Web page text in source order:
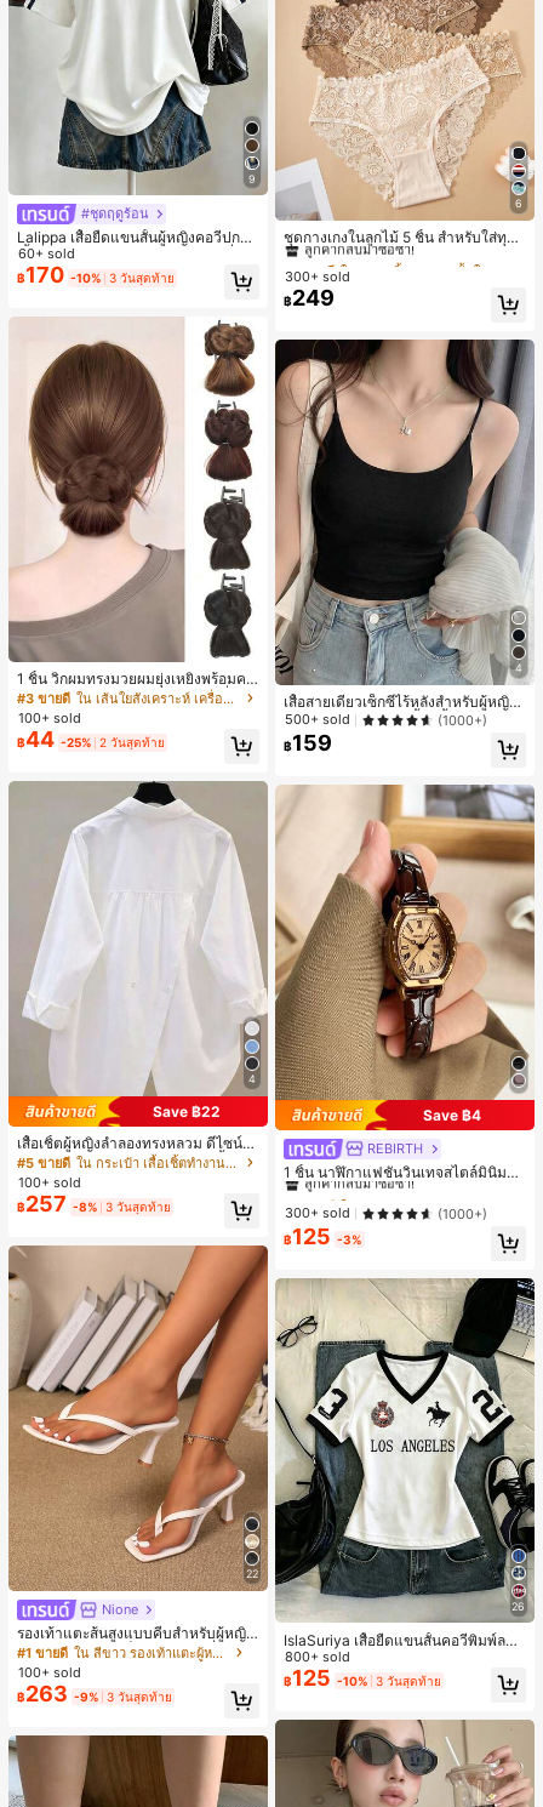
9
#ชุดฤดูร้อน
Lalippa เสื้อยืดแขนสั้นผู้หญิงคอวีปกคอ
เสื้อไหล่ตก สายถัก งานคราฟต์แฟชั่นมิ
นิมอล ของขวัญสำหรับเพื่อน
60+ sold
฿170 -10% 3 วันสุดท้าย
1 ชิ้น วิกผมทรงมวยผมยุ่งเหยิงพร้อมคลิ
ปหนีบผม, คลิปหนีบผมสังเคราะห์ที่ได้รั
บการอัปเกรดแฟชั่น, วิกผมเส้นใยทนคว
ามร้อนสูงที่ออกแบบมาสำหรับผู้หญิง, ใ
ช้งานง่ายโดยไม่ต้องใช้เครื่องมือ, เหมา
สมบูรณ์แบบสำหรับผู้หญิง คลิปหนีบผม
คลิปหนีบผมสบายๆ แฟชั่นผม คลิปหนีบ
ผมหรูหรา ฤดูร้อน ชายหาด วันหยุด
#3 ขายดี
ใน เส้นใยสังเคราะห์ เครื่องประดับผมผู้หญิง
100+ sold
฿44 -25% 2 วันสุดท้าย
4
Save ฿22
เสื้อเชิ้ตผู้หญิงลำลองทรงหลวม ดีไซน์ผ่
าหลัง คอปกพับ แขนยาว ผ้าทอสีพื้น กร
ะเป๋าผ่าหน้าติดกระดุม สไตล์เรียบหรูสำ
หรับใส่ไปทำงานและใส่ประจำวัน ฤดูใ
บไม้ผลิ/ใบไม้ร่วง สีขาว ลุคสมาร์ทแคช
#5 ขายดี
ใน กระเป๋า เสื้อเชิ้ตทำงานมีกระเป๋า
100+ sold
฿257 -8% 3 วันสุดท้าย
22
Nione
รองเท้าแตะส้นสูงแบบคีบสำหรับผู้หญิง
สไตล์คลาสสิก สีบล็อก สไตล์แฟรี่ฤดูร้อ
น ส้นเข็ม รองเท้าแตะแบบคีบ รองเท้าแ
ตะชายหาดแฟชั่นสายไขว้ รองเท้าผู้ห
ญิง สำหรับออฟฟิศ บ้าน กลางแจ้ง ดีไซ
น์หัวเหลี่ยม ชิคและหรูหรา สำหรับเดทไ
นท์
#1 ขายดี
ใน สีขาว รองเท้าแตะผู้หญิง
100+ sold
฿263 -9% 3 วันสุดท้าย
6
ชุดกางเกงในลูกไม้ 5 ชิ้น สำหรับใส่ทุกวั
น
#1 ขายดี
ลูกค้ากลับมาซื้อซ้ำ!
#1 ขายดี
ลูกค้ากลับมาซื้อซ้ำ!
#1 ขายดี
ลูกค้ากลับมาซื้อซ้ำ!
#1 ขายดี
300+ sold
฿249
4
เสื้อสายเดี่ยวเซ็กซี่ไร้หลังสำหรับผู้หญิง
พร้อมบราแบบมีฟองน้ำ, เสื้อกล้ามแขน
กุด, เสื้อลำลองสีดำสำหรับฤดูร้อน
500+ sold (1000+)
฿159
Save ฿4
REBIRTH
1 ชิ้น นาฬิกาแฟชั่นวินเทจสไตล์มินิมอล
เลขโรมันสำหรับผู้หญิง เหมาะสำหรับก
ารตกแต่งประจำวัน
#1 ขายดี
ลูกค้ากลับมาซื้อซ้ำ!
#1 ขายดี
ลูกค้ากลับมาซื้อซ้ำ!
#1 ขายดี
ลูกค้ากลับมาซื้อซ้ำ!
#1 ขายดี
300+ sold (1000+)
฿125 -3%
26
IslaSuriya เสื้อยืดแขนสั้นคอวีพิมพ์ลาย
สีตัดกันสำหรับผู้หญิง
800+ sold
฿125 -10% 3 วันสุดท้าย